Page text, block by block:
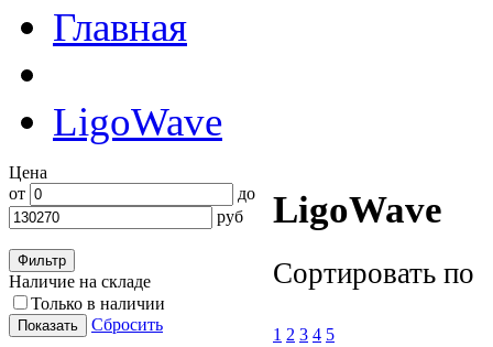
Главная
LigoWave
Цена
от
до
руб
Наличие на складе
Только в наличии
Сбросить
LigoWave
Сортировать по
1 2 3 4 5